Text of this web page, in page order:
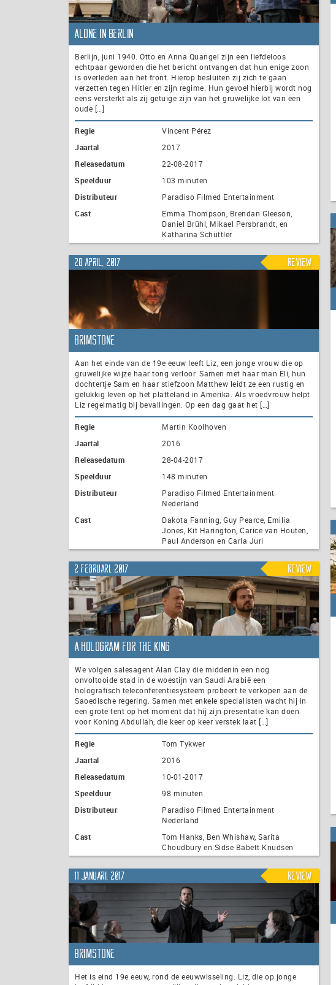
Alone in Berlin
Berlijn, juni 1940. Otto en Anna Quangel zijn een liefdeloos
echtpaar geworden die het bericht ontvangen dat hun enige zoon
is overleden aan het front. Hierop besluiten zij zich te gaan
verzetten tegen Hitler en zijn regime. Hun gevoel hierbij wordt nog
eens versterkt als zij getuige zijn van het gruwelijke lot van een
oude […]
Regie
Vincent Pérez
Jaartal
2017
Releasedatum
22-08-2017
Speelduur
103 minuten
Distributeur
Paradiso Filmed Entertainment
Cast
Emma Thompson, Brendan Gleeson,
Daniel Brühl, Mikael Persbrandt, en
Katharina Schüttler
28 april, 2017 Review
Brimstone
Aan het einde van de 19e eeuw leeft Liz, een jonge vrouw die op
gruwelijke wijze haar tong verloor. Samen met haar man Eli, hun
dochtertje Sam en haar stiefzoon Matthew leidt ze een rustig en
gelukkig leven op het platteland in Amerika. Als vroedvrouw helpt
Liz regelmatig bij bevallingen. Op een dag gaat het […]
Regie
Martin Koolhoven
Jaartal
2016
Releasedatum
28-04-2017
Speelduur
148 minuten
Distributeur
Paradiso Filmed Entertainment
Nederland
Cast
Dakota Fanning, Guy Pearce, Emilia
Jones, Kit Harington, Carice van Houten,
Paul Anderson en Carla Juri
2 februari, 2017 Review
A Hologram for the King
We volgen salesagent Alan Clay die middenin een nog
onvoltooide stad in de woestijn van Saudi Arabië een
holografisch teleconferentiesysteem probeert te verkopen aan de
Saoedische regering. Samen met enkele specialisten wacht hij in
een grote tent op het moment dat hij zijn presentatie kan doen
voor Koning Abdullah, die keer op keer verstek laat […]
Regie
Tom Tykwer
Jaartal
2016
Releasedatum
10-01-2017
Speelduur
98 minuten
Distributeur
Paradiso Filmed Entertainment
Nederland
Cast
Tom Hanks, Ben Whishaw, Sarita
Choudbury en Sidse Babett Knudsen
11 januari, 2017 Review
Brimstone
Het is eind 19e eeuw, rond de eeuwwisseling. Liz, die op jonge